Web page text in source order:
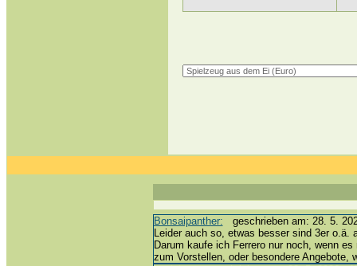
Bonsaipanther: geschrieben am: 28. 5.
Leider auch so, etwas besser sind 3er o.ä.
Darum kaufe ich Ferrero nur noch, wenn
zum Vorstellen, oder besondere Angebote,